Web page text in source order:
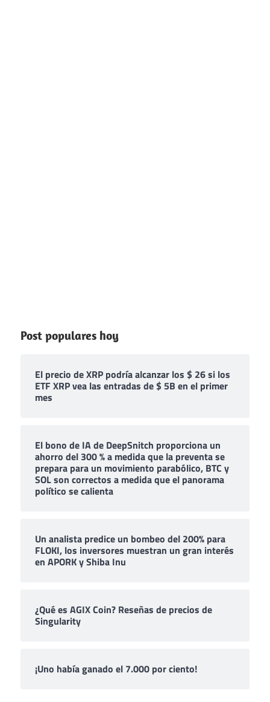
Post populares hoy
El precio de XRP podría alcanzar los $ 26 si los
ETF XRP vea las entradas de $ 5B en el primer
mes
El bono de IA de DeepSnitch proporciona un
ahorro del 300 % a medida que la preventa se
prepara para un movimiento parabólico, BTC y
SOL son correctos a medida que el panorama
político se calienta
Un analista predice un bombeo del 200% para
FLOKI, los inversores muestran un gran interés
en APORK y Shiba Inu
¿Qué es AGIX Coin? Reseñas de precios de
Singularity
¡Uno había ganado el 7.000 por ciento!